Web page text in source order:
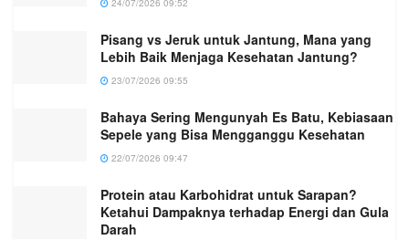
24/07/2026 09:52
Pisang vs Jeruk untuk Jantung, Mana yang
Lebih Baik Menjaga Kesehatan Jantung?
23/07/2026 09:55
Bahaya Sering Mengunyah Es Batu, Kebiasaan
Sepele yang Bisa Mengganggu Kesehatan
22/07/2026 09:47
Protein atau Karbohidrat untuk Sarapan?
Ketahui Dampaknya terhadap Energi dan Gula
Darah